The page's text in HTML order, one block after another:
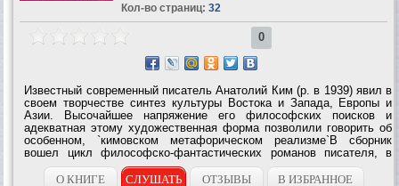
Кол-во страниц: 32
0
Известный современный писатель Анатолий Ким (р. в 1939) явил в
своем творчестве синтез культуры Востока и Запада, Европы и
Азии. Высочайшее напряжение его философских поисков и
адекватная этому художественная форма позволили говорить об
особенном, `кимовском метафорическом реализме`В сборник
вошел цикл философско-фантастических романов писателя, в
которых он поднимает проблему бессмертия человека. По
замыслу автора, высокая мысль...
О КНИГЕ СЛУШАТЬ ОТЗЫВЫ В ИЗБРАННОЕ